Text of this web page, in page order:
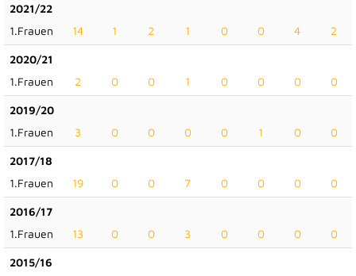
2021/22
1.Frauen
14 1 2 1 0 0 4 2
2020/21
1.Frauen
2 0 0 1 0 0 0 0
2019/20
1.Frauen
3 0 0 0 0 1 0 0
2017/18
1.Frauen
19 0 0 7 0 0 0 0
2016/17
1.Frauen
13 0 0 3 0 0 0 0
2015/16